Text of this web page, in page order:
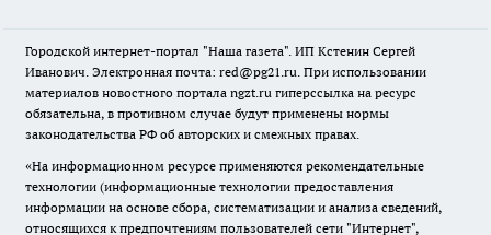
Городской интернет-портал "Наша газета". ИП Кстенин Сергей
Иванович. Электронная почта: red@pg21.ru. При использовании
материалов новостного портала ngzt.ru гиперссылка на ресурс
обязательна, в противном случае будут применены нормы
законодательства РФ об авторских и смежных правах.
«На информационном ресурсе применяются рекомендательные
технологии (информационные технологии предоставления
информации на основе сбора, систематизации и анализа сведений,
относящихся к предпочтениям пользователей сети "Интернет",